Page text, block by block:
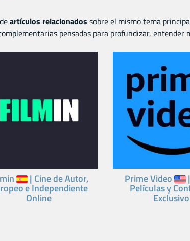
artículos relacionados sobre el mismo tema
pensadas para profundizar,
| Cine de Autor,
e Independiente
Online
Prime Video |
Películas y
Exclusivo